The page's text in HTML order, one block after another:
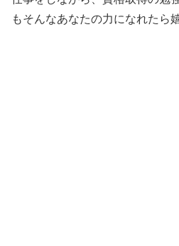
もそんなあなたの力になれたら